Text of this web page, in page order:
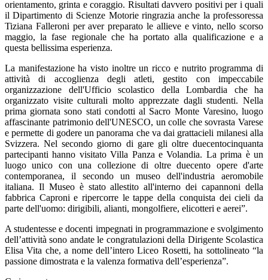
orientamento, grinta e coraggio. Risultati davvero positivi per i quali
il Dipartimento di Scienze Motorie ringrazia anche la professoressa
Tiziana Falleroni per aver preparato le allieve e vinto, nello scorso
maggio, la fase regionale che ha portato alla qualificazione e a
questa bellissima esperienza.
La manifestazione ha visto inoltre un ricco e nutrito programma di
attività di accoglienza degli atleti, gestito con impeccabile
organizzazione dell'Ufficio scolastico della Lombardia che ha
organizzato visite culturali molto apprezzate dagli studenti. Nella
prima giornata sono stati condotti al Sacro Monte Varesino, luogo
affascinante patrimonio dell'UNESCO, un colle che sovrasta Varese
e permette di godere un panorama che va dai grattacieli milanesi alla
Svizzera. Nel secondo giorno di gare gli oltre duecentocinquanta
partecipanti hanno visitato Villa Panza e Volandia. La prima è un
luogo unico con una collezione di oltre duecento opere d'arte
contemporanea, il secondo un museo dell'industria aeromobile
italiana. Il Museo è stato allestito all'interno dei capannoni della
fabbrica Caproni e ripercorre le tappe della conquista dei cieli da
parte dell'uomo: dirigibili, alianti, mongolfiere, elicotteri e aerei”.
A studentesse e docenti impegnati in programmazione e svolgimento
dell’attività sono andate le congratulazioni della Dirigente Scolastica
Elisa Vita che, a nome dell’intero Liceo Rosetti, ha sottolineato “la
passione dimostrata e la valenza formativa dell’esperienza”.